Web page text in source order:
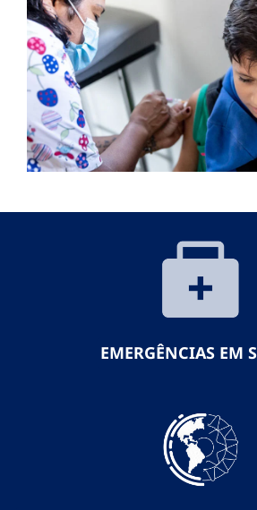
EMERGÊNCIAS EM